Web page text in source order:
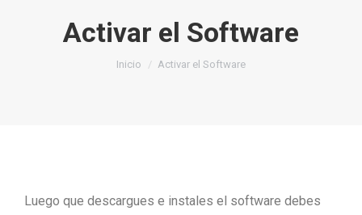
Activar el Software
Estás aquí:
Inicio Activar el Software
Luego que descargues e instales el software debes